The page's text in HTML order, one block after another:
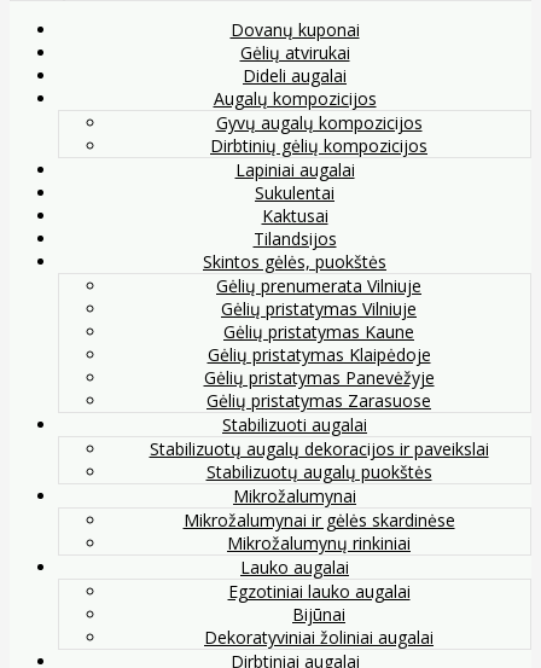
Dovanų kuponai
Gėlių atvirukai
Dideli augalai
Augalų kompozicijos
Gyvų augalų kompozicijos
Dirbtinių gėlių kompozicijos
Lapiniai augalai
Sukulentai
Kaktusai
Tilandsijos
Skintos gėlės, puokštės
Gėlių prenumerata Vilniuje
Gėlių pristatymas Vilniuje
Gėlių pristatymas Kaune
Gėlių pristatymas Klaipėdoje
Gėlių pristatymas Panevėžyje
Gėlių pristatymas Zarasuose
Stabilizuoti augalai
Stabilizuotų augalų dekoracijos ir paveikslai
Stabilizuotų augalų puokštės
Mikrožalumynai
Mikrožalumynai ir gėlės skardinėse
Mikrožalumynų rinkiniai
Lauko augalai
Egzotiniai lauko augalai
Bijūnai
Dekoratyviniai žoliniai augalai
Dirbtiniai augalai